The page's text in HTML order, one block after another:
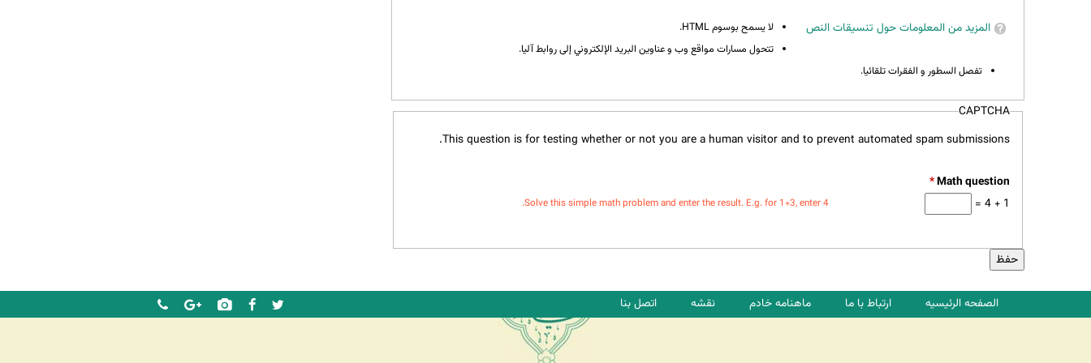
المزيد من المعلومات حول تنسيقات النص
لا يسمح بوسوم HTML.
تتحول مسارات مواقع وب و عناوين البريد الإلكتروني إلى روابط آليا.
تفصل السطور و الفقرات تلقائيا.
CAPTCHA
This question is for testing whether or not you are a human visitor and to prevent automated spam submissions.
*
1 + 4 =
Solve this simple math problem and enter the result. E.g. for 1+3, enter 4.
الصفحه الرئیسیه ارتباط با ما ماهنامه خادم نقشه اتصل بنا